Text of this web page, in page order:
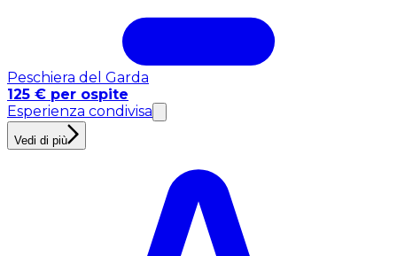
Peschiera del Garda
125 € per ospite
Esperienza condivisa
Vedi di più